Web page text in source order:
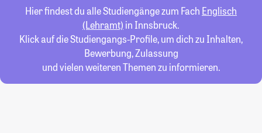
Hier findest du alle Studiengänge zum Fach Englisch
(Lehramt) in Innsbruck.
Klick auf die Studiengangs-Profile, um dich zu Inhalten,
Bewerbung, Zulassung
und vielen weiteren Themen zu informieren.